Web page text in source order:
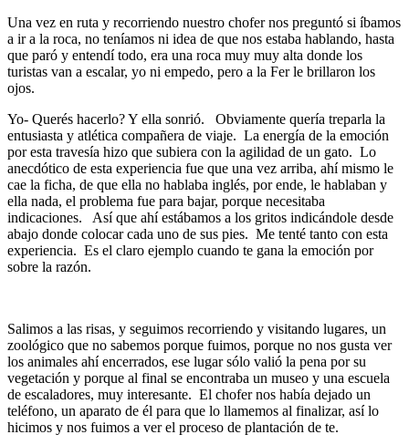
Una vez en ruta y recorriendo nuestro chofer nos preguntó si íbamos
a ir a la roca, no teníamos ni idea de que nos estaba hablando, hasta
que paró y entendí todo, era una roca muy muy alta donde los
turistas van a escalar, yo ni empedo, pero a la Fer le brillaron los
ojos.
Yo- Querés hacerlo? Y ella sonrió. Obviamente quería treparla la
entusiasta y atlética compañera de viaje. La energía de la emoción
por esta travesía hizo que subiera con la agilidad de un gato. Lo
anecdótico de esta experiencia fue que una vez arriba, ahí mismo le
cae la ficha, de que ella no hablaba inglés, por ende, le hablaban y
ella nada, el problema fue para bajar, porque necesitaba
indicaciones. Así que ahí estábamos a los gritos indicándole desde
abajo donde colocar cada uno de sus pies. Me tenté tanto con esta
experiencia. Es el claro ejemplo cuando te gana la emoción por
sobre la razón.
Salimos a las risas, y seguimos recorriendo y visitando lugares, un
zoológico que no sabemos porque fuimos, porque no nos gusta ver
los animales ahí encerrados, ese lugar sólo valió la pena por su
vegetación y porque al final se encontraba un museo y una escuela
de escaladores, muy interesante. El chofer nos había dejado un
teléfono, un aparato de él para que lo llamemos al finalizar, así lo
hicimos y nos fuimos a ver el proceso de plantación de te.